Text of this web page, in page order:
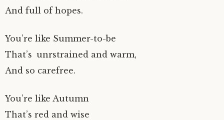
Соціальне
Всякого по трохи
And full of hopes.
You’re like Summer-to-be
That’s unrstrained and warm,
And so carefree.
You’re like Autumn
That’s red and wise